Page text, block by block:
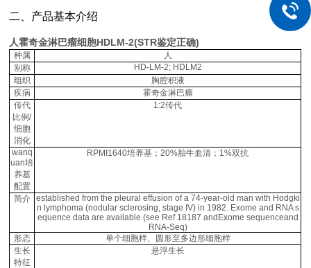
二、产品基本介绍
人霍奇金淋巴瘤细胞HDLM-2(STR鉴定正确)
种属
人
别称
HD-LM-2; HDLM2
组织
胸腔积液
疾病
霍奇金淋巴瘤
传代
比例/
细胞
消化
1:2传代
wanq
uan培
养基
配置
RPMI1640培养基；20%胎牛血清；1%双抗
简介 established from the pleural effusion of a 74-year-old man with Hodgki
n lymphoma (nodular sclerosing, stage IV) in 1982. Exome and RNA s
equence data are available (see Ref 18187 andExome sequenceand
RNA-Seq)
形态
单个细胞样、圆形至多边形细胞样
生长
特征
悬浮生长